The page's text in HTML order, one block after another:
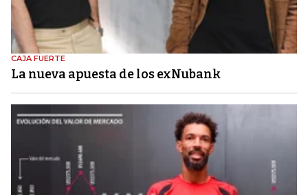
CAJA FUERTE
La nueva apuesta de los exNubank